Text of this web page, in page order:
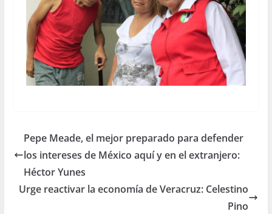
Pepe Meade, el mejor preparado para defender
los intereses de México aquí y en el extranjero:
Héctor Yunes
Urge reactivar la economía de Veracruz: Celestino
Pino